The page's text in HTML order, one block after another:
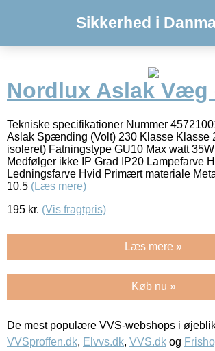
Sikkerhed i
Nordlux Aslak Væg
Tekniske specifikationer Nummer
Aslak Spænding (Volt) 230 Klasse Klasse
isoleret) Fatningstype GU10 Max watt
Medfølger ikke IP Grad IP20 Lampefarve
Ledningsfarve Hvid Primært materiale
10.5 (Læs mere)
195 kr. (Vis fragtpris)
Læs mere »
Køb nu »
De mest populære VVS-webshops i
VVSproffen.dk, Elvvs.dk, VVS.dk og